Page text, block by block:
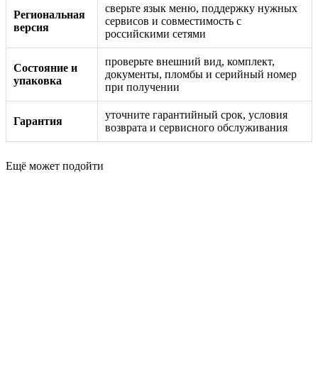
Региональная
версия
сверьте язык меню, поддержку нужных
сервисов и совместимость с
российскими сетями
Состояние и
упаковка
проверьте внешний вид, комплект,
документы, пломбы и серийный номер
при получении
Гарантия
уточните гарантийный срок, условия
возврата и сервисного обслуживания
Ещё может подойти